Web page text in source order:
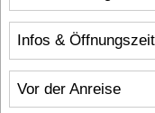
Infos &
Vor der Anreise